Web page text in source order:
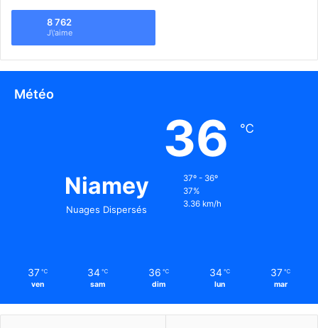
8 762
J\'aime
Météo
Niamey
Nuages Dispersés
36 ℃
37º - 36º
37%
3.36 km/h
37 ℃
ven
34 ℃
sam
36 ℃
dim
34 ℃
lun
37 ℃
mar